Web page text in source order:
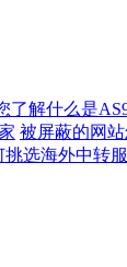
了解什么是
被屏蔽的网
选海外中转